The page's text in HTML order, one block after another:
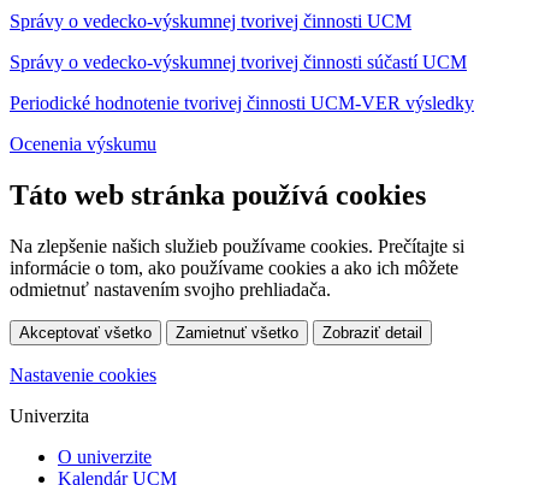
Správy o vedecko-výskumnej tvorivej činnosti UCM
Správy o vedecko-výskumnej tvorivej činnosti súčastí UCM
Periodické hodnotenie tvorivej činnosti UCM-VER výsledky
Ocenenia výskumu
Táto web stránka používá cookies
Na zlepšenie našich služieb používame cookies. Prečítajte si
informácie o tom, ako používame cookies a ako ich môžete
odmietnuť nastavením svojho prehliadača.
Akceptovať všetko Zamietnuť všetko Zobraziť detail
Nastavenie cookies
Univerzita
O univerzite
Kalendár UCM